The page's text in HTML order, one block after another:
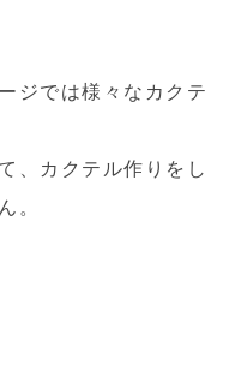
ジでは様々なカクテ
、カクテル作りをし
。